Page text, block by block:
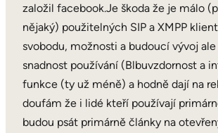
založil facebook.Je škoda že je málo
nějaký) použitelných SIP a XMPP
svobodu, možnosti a budoucí vývoj
snadnost používání (Blbuvzdornost a
funkce (ty už méně) a hodně dají na
doufám že i lidé kteří používají
budou psát primárně články na